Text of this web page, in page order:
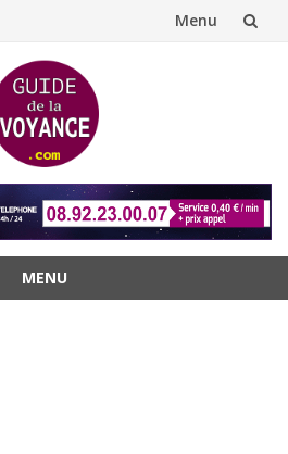
Menu
MENU